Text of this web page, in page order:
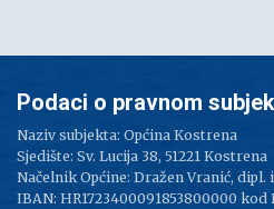
Podaci o pravnom
Naziv subjekta: Općina Kostrena
Sjedište: Sv. Lucija 38, 51221 Kostrena
Načelnik Općine: Dražen Vranić, dipl.
IBAN: HR1723400091853800000